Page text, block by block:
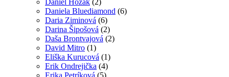
Daniela Bluediamond (6)
Daria Ziminová (6)
Darina Šipošová (2)
Daša Brontvajová (2)
David Mitro (1)
Eliška Kurucová (1)
Erik Ondrejička (4)
Erika Petríková (5)